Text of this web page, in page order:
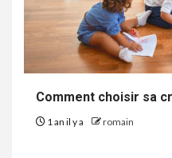
Comment choisir sa
1 an il y a romain